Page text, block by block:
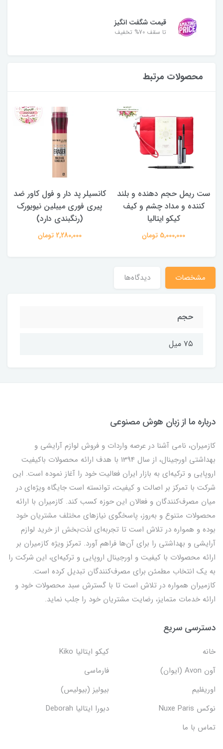
قیمت شگفت انگیز
تا سقف 70% تخفیف
محصولات مرتبط
ست ریمل حجم دهنده و بلند
کننده و مداد چشم و کیف
کیکو ایتالیا
5,000,000 تومان
کانسیلر پد دار و فول کاور ضد
پیری فوری میبلین نیویورک
(رنگبندی دارد)
2,280,000 تومان
مشخصات دیدگاه‌ها
حجم
۷۵ میل
درباره ما از زبان هوش مصنوعی
کازمیران، نامی آشنا در عرصه واردات و فروش لوازم آرایشی و
بهداشتی اورجینال، از سال 1394 با هدف ارائه محصولات باکیفیت
اروپایی و ترکیه‌ای به بازار ایران فعالیت خود را آغاز نموده است. این
شرکت با تمرکز بر اصالت و کیفیت، توانسته است جایگاه ویژه‌ای در
میان مصرف‌کنندگان و فعالان این حوزه کسب کند. کازمیران با ارائه
محصولات متنوع و به‌روز، پاسخگوی نیازهای مختلف مشتریان خود
بوده و همواره در تلاش است تا تجربه‌ای لذت‌بخش از خرید لوازم
آرایشی و بهداشتی را برای آن‌ها فراهم آورد. تمرکز ویژه کازمیران بر
ارائه محصولات با کیفیت و اورجینال اروپایی و ترکیه‌ای، این شرکت را
به یک انتخاب مطمئن برای مصرف‌کنندگان تبدیل کرده است.
کازمیران همواره در تلاش است تا با گسترش سبد محصولات خود و
ارائه خدمات متمایز، رضایت مشتریان خود را جلب نماید.
دسترسی سریع
خانه
کیکو ایتالیا Kiko
آون Avon (ایوان)
فارماسی
اوریفلیم
بیولیز (بیولیس)
نوکس Nuxe Paris
دبورا ایتالیا Deborah
تماس با ما